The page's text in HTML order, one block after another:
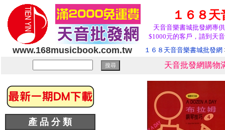
１６８
天音音樂書城批發網專
$1000元的客戶，請到天
www.168musicbook.com.tw １６８天音音樂書城批發網
天音批發網購物
產 品 分 類